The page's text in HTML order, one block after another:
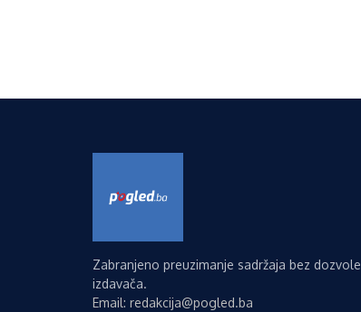
Zabranjeno preuzimanje sadržaja bez dozvole
izdavača.
Email: redakcija@pogled.ba